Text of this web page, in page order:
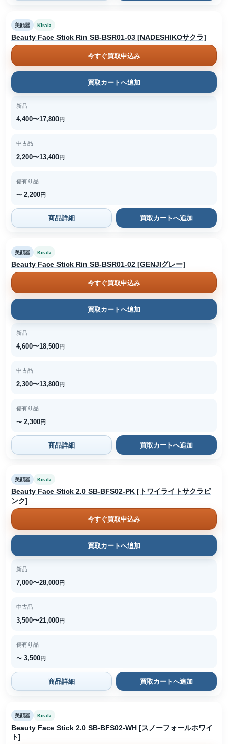
美顔器 Kirala
Beauty Face Stick Rin SB-BSR01-03 [NADESHIKOサクラ]
今すぐ買取申込み
買取カートへ追加
新品
4,400〜17,800円
中古品
2,200〜13,400円
傷有り品
〜 2,200円
商品詳細 買取カートへ追加
美顔器 Kirala
Beauty Face Stick Rin SB-BSR01-02 [GENJIグレー]
今すぐ買取申込み
買取カートへ追加
新品
4,600〜18,500円
中古品
2,300〜13,800円
傷有り品
〜 2,300円
商品詳細 買取カートへ追加
美顔器 Kirala
Beauty Face Stick 2.0 SB-BFS02-PK [トワイライトサクラピ
ンク]
今すぐ買取申込み
買取カートへ追加
新品
7,000〜28,000円
中古品
3,500〜21,000円
傷有り品
〜 3,500円
商品詳細 買取カートへ追加
美顔器 Kirala
Beauty Face Stick 2.0 SB-BFS02-WH [スノーフォールホワイ
ト]